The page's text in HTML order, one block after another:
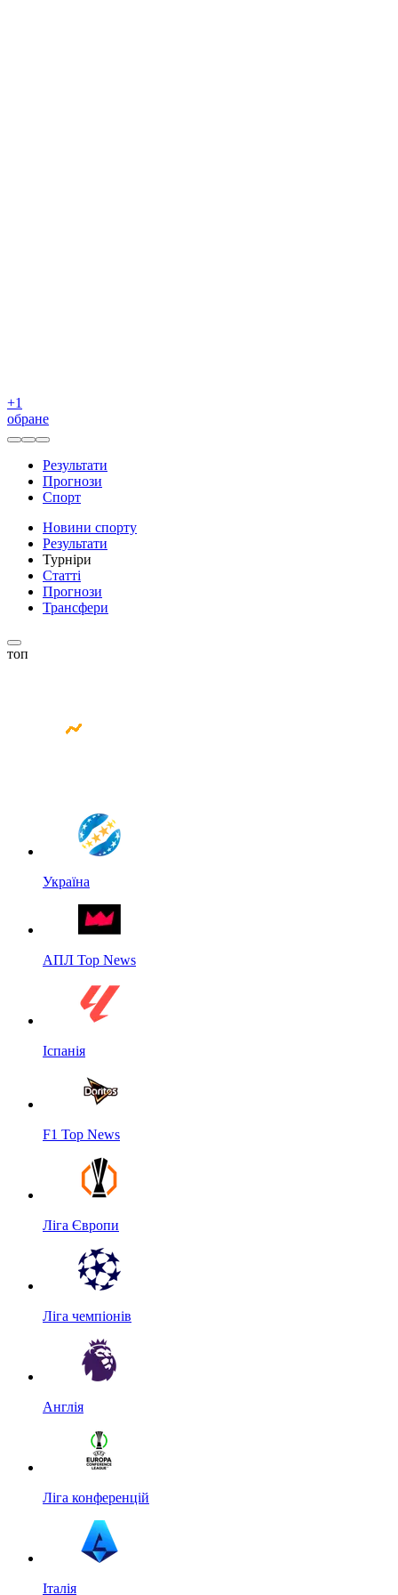
+1
обране
Результати
Прогнози
Спорт
Новини спорту
Результати
Турніри
Статті
Прогнози
Трансфери
топ
Україна
АПЛ Top News
Іспанія
F1 Top News
Ліга Європи
Ліга чемпіонів
Англія
Ліга конференцій
Італія